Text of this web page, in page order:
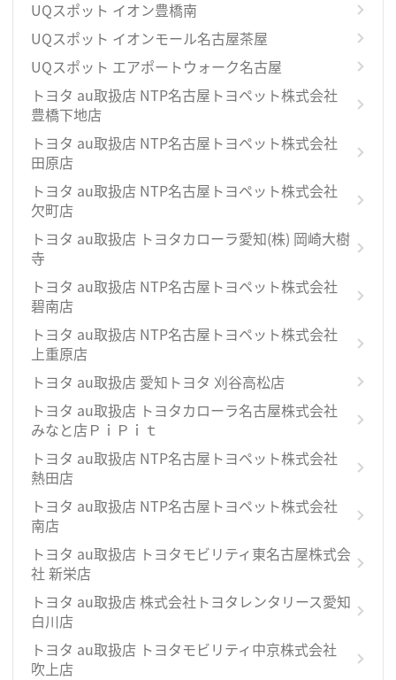
UQスポット イオン豊橋南
UQスポット イオンモール名古屋茶屋
UQスポット エアポートウォーク名古屋
トヨタ au取扱店 NTP名古屋トヨペット株式会社
豊橋下地店
トヨタ au取扱店 NTP名古屋トヨペット株式会社
田原店
トヨタ au取扱店 NTP名古屋トヨペット株式会社
欠町店
トヨタ au取扱店 トヨタカローラ愛知(株) 岡崎大樹
寺
トヨタ au取扱店 NTP名古屋トヨペット株式会社
碧南店
トヨタ au取扱店 NTP名古屋トヨペット株式会社
上重原店
トヨタ au取扱店 愛知トヨタ 刈谷高松店
トヨタ au取扱店 トヨタカローラ名古屋株式会社
みなと店ＰｉＰｉｔ
トヨタ au取扱店 NTP名古屋トヨペット株式会社
熱田店
トヨタ au取扱店 NTP名古屋トヨペット株式会社
南店
トヨタ au取扱店 トヨタモビリティ東名古屋株式会
社 新栄店
トヨタ au取扱店 株式会社トヨタレンタリース愛知
白川店
トヨタ au取扱店 トヨタモビリティ中京株式会社
吹上店